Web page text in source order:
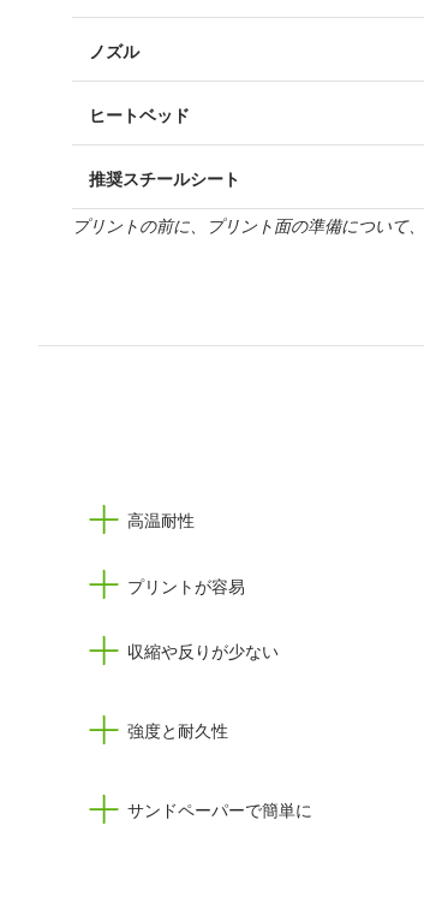
ノズル
ヒートベッド
推奨スチールシート
プリントの前に、プリント面の準備について、
高温耐性
プリントが容易
収縮や反りが少ない
強度と耐久性
サンドペーパーで簡単に